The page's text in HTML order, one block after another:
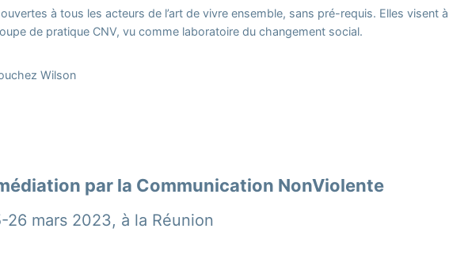
à tous les acteurs de l’art de vivre ensemble, sans pré-requis. Elles visent
de pratique CNV, vu comme laboratoire du changement social.
Wilson
par la Communication NonViolente
26 mars 2023, à la Réunion